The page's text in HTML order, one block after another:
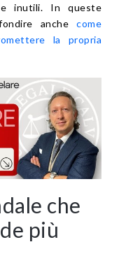
inutili. In queste
anche come
la propria
che
più